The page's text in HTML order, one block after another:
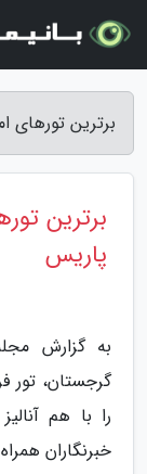
برترین تورهای
برترین
پاریس
به گزارش
گرجستان، تور
را با هم
خبرنگاران